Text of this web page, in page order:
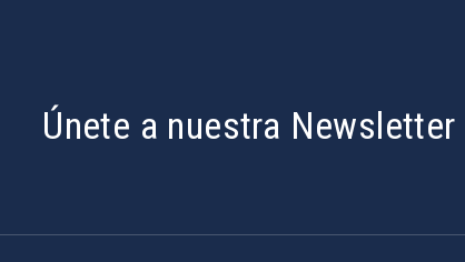
Únete a nuestra Newsletter